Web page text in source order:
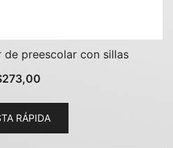
de preescolar con sillas
273,00
RÁPIDA